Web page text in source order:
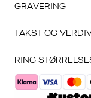
GRAVERING
TAKST OG
RING